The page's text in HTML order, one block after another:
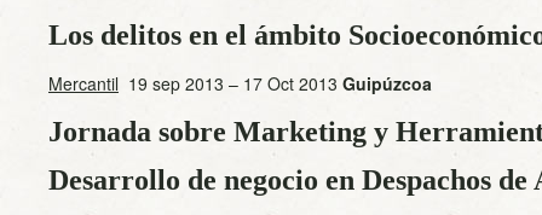
Los delitos en el ámbito
Mercantil 19 sep 2013 – 17 Oct 2013 Guipúzcoa
Jornada sobre Marketing y
Desarrollo de negocio en Despachos de